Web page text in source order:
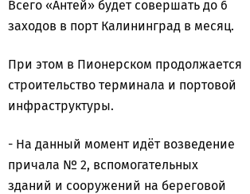
Всего «Антей» будет совершать до 6
заходов в порт Калининград в месяц.
При этом в Пионерском продолжается
строительство терминала и портовой
инфраструктуры.
- На данный момент идёт возведение
причала № 2, вспомогательных
зданий и сооружений на береговой